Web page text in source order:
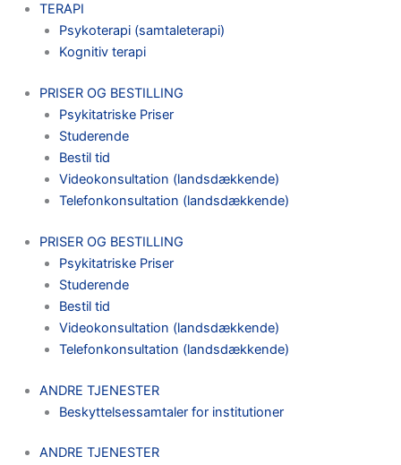
TERAPI
Psykoterapi (samtaleterapi)
Kognitiv terapi
PRISER OG BESTILLING
Psykitatriske Priser
Studerende
Bestil tid
Videokonsultation (landsdækkende)
Telefonkonsultation (landsdækkende)
PRISER OG BESTILLING
Psykitatriske Priser
Studerende
Bestil tid
Videokonsultation (landsdækkende)
Telefonkonsultation (landsdækkende)
ANDRE TJENESTER
Beskyttelsessamtaler for institutioner
ANDRE TJENESTER